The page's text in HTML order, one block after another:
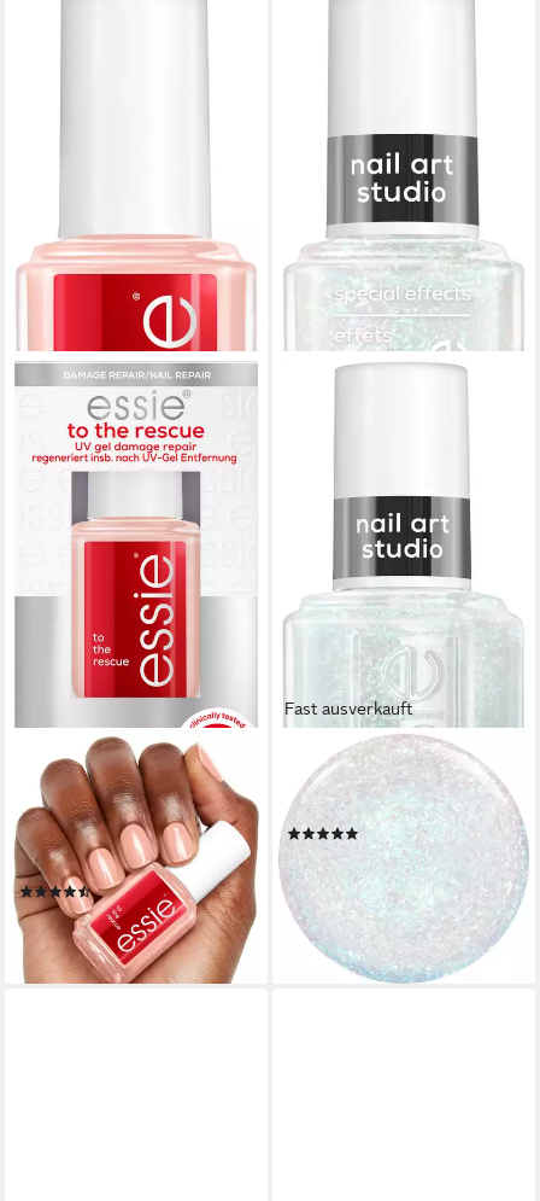
ESSIE
Nagelhärter TO BE RESCUE
NAIL REPAIR, mit dreifachem
Proteinkomplex für starke
Nägel.
(3)
11,99 €
(888,15 €/ 1 l)
lieferbar - in 1-2 Werktagen bei dir
Fast ausverkauft
Nagellack BE THE ALL, mit
natürlichen Inhaltsstoffen
8,99 € UVP 9,99 €
(665,93 €/ 1 l)
-10%
lieferbar - in 1-2 Werktagen bei dir